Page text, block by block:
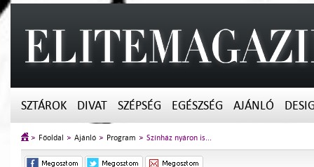
SZTÁROK DIVAT SZÉPSÉG EGÉSZSÉG AJÁNLÓ
Főoldal Ajánló Program Színház nyáron is...